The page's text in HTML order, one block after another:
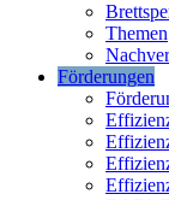
Themen
Förderungen